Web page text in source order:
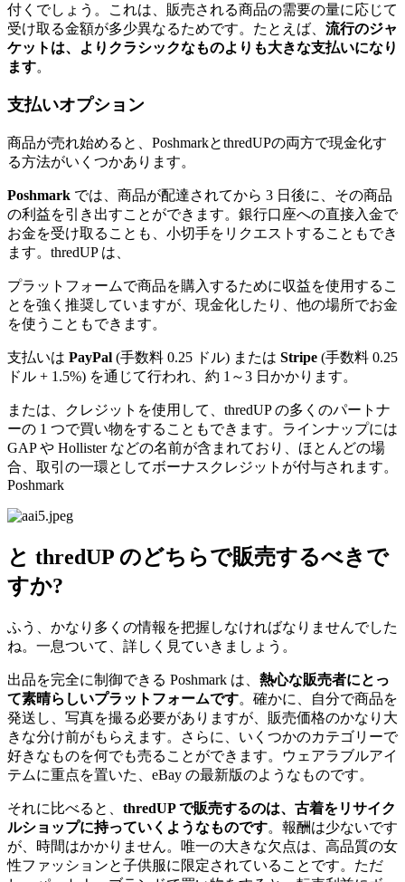
付くでしょう。これは、販売される商品の需要の量に応じて
受け取る金額が多少異なるためです。たとえば、 流行のジャ
ケットは、よりクラシックなものよりも大きな支払いになり
ます。
支払いオプション
商品が売れ始めると、PoshmarkとthredUPの両方で現金化す
る方法がいくつかあります。
Poshmark では、商品が配達されてから 3 日後に、その商品
の利益を引き出すことができます。銀行口座への直接入金で
お金を受け取ることも、小切手をリクエストすることもでき
ます。thredUP は、
プラットフォームで商品を購入するために収益を使用するこ
とを強く推奨していますが、現金化したり、他の場所でお金
を使うこともできます。
支払いは PayPal (手数料 0.25 ドル) または Stripe (手数料 0.25
ドル + 1.5%) を通じて行われ、約 1～3 日かかります。
または、クレジットを使用して、thredUP の多くのパートナ
ーの 1 つで買い物をすることもできます。ラインナップには
GAP や Hollister などの名前が含まれており、ほとんどの場
合、取引の一環としてボーナスクレジットが付与されます。
Poshmark
と thredUP のどちらで販売するべきで
すか?
ふう、かなり多くの情報を把握しなければなりませんでした
ね。一息ついて、詳しく見ていきましょう。
出品を完全に制御できる Poshmark は、 熱心な販売者にとっ
て素晴らしいプラットフォームです。確かに、自分で商品を
発送し、写真を撮る必要がありますが、販売価格のかなり大
きな分け前がもらえます。さらに、いくつかのカテゴリーで
好きなものを何でも売ることができます。ウェアラブルアイ
テムに重点を置いた、eBay の最新版のようなものです。
それに比べると、 thredUP で販売するのは、古着をリサイク
ルショップに持っていくようなものです。報酬は少ないです
が、時間はかかりません。唯一の大きな欠点は、高品質の女
性ファッションと子供服に限定されていることです。ただ